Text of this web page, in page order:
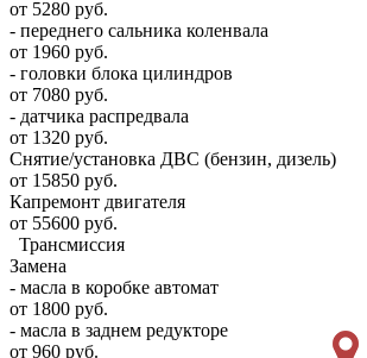
от 5280 руб.
- переднего сальника коленвала
от 1960 руб.
- головки блока цилиндров
от 7080 руб.
- датчика распредвала
от 1320 руб.
Снятие/установка ДВС (бензин, дизель)
от 15850 руб.
Капремонт двигателя
от 55600 руб.
Трансмиссия
Замена
- масла в коробке автомат
от 1800 руб.
- масла в заднем редукторе
от 960 руб.